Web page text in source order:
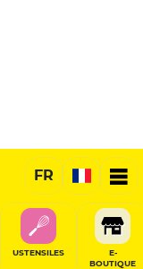
FR
USTENSILES
E-
BOUTIQUE